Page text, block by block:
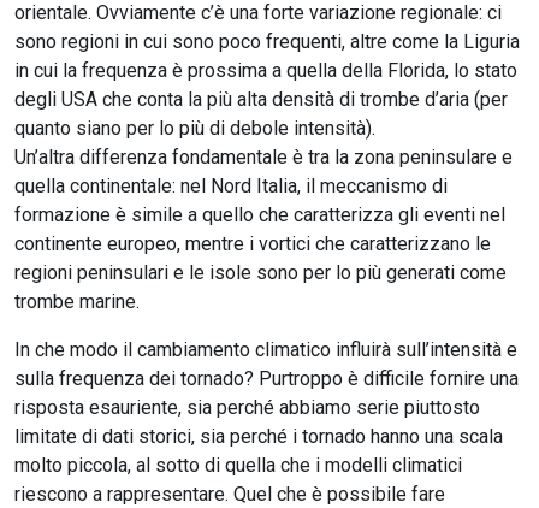
orientale. Ovviamente c’è una forte variazione regionale: ci
sono regioni in cui sono poco frequenti, altre come la Liguria
in cui la frequenza è prossima a quella della Florida, lo stato
degli USA che conta la più alta densità di trombe d’aria (per
quanto siano per lo più di debole intensità).
Un’altra differenza fondamentale è tra la zona peninsulare e
quella continentale: nel Nord Italia, il meccanismo di
formazione è simile a quello che caratterizza gli eventi nel
continente europeo, mentre i vortici che caratterizzano le
regioni peninsulari e le isole sono per lo più generati come
trombe marine.
In che modo il cambiamento climatico influirà sull’intensità e
sulla frequenza dei tornado? Purtroppo è difficile fornire una
risposta esauriente, sia perché abbiamo serie piuttosto
limitate di dati storici, sia perché i tornado hanno una scala
molto piccola, al sotto di quella che i modelli climatici
riescono a rappresentare. Quel che è possibile fare